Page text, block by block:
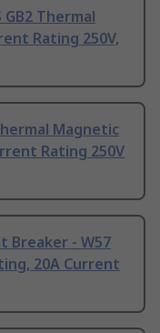
GB2 Thermal
Rating 250V,
Magnetic
Rating 250V
Breaker - W57
20A Current